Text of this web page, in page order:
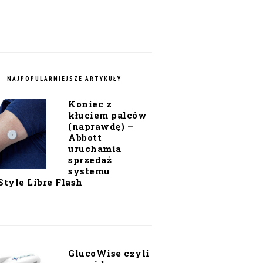
NAJPOPULARNIEJSZE ARTYKUŁY
Koniec z
kłuciem palców
(naprawdę) –
Abbott
uruchamia
sprzedaż
systemu
Libre Flash
GlucoWise czyli